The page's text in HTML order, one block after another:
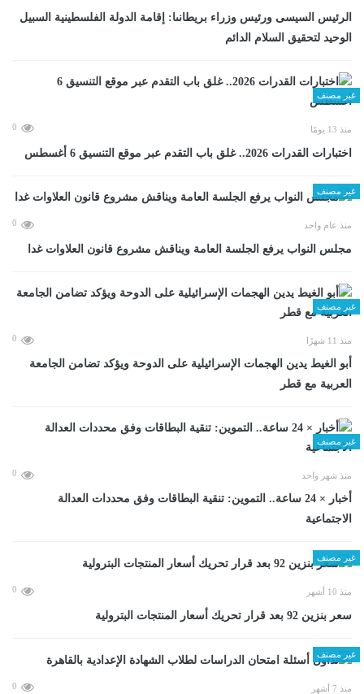
الرئيس السيسى ورئيس وزراء بريطانىا: إقامة الدولة الفلسطينية السبيل
الوحيد لتحقيق السلام الدائم
غير مصنف
منذ 13 يومًا 0
اختبارات القدرات 2026.. غلق باب التقدم عبر موقع التنسيق 6 أغسطس
غير مصنف
منذ عام واحد 0
مجلس النواب يرفع الجلسة العامة ويناقش مشروع قانون العلاوات غدا
غير مصنف
منذ 11 شهرًا 0
أبو الغيط يدين الهجمات الإسرائيلية على الدوحة ويؤكد تضامن الجامعة
العربية مع قطر
غير مصنف
منذ شهر واحد 0
أخبار × 24 ساعة.. التموين: تنقية البطاقات وفق محددات العدالة
الاجتماعية
غير مصنف
منذ 10 أشهر 0
سعر بنزين 92 بعد قرار تحريك أسعار المنتجات البترولية
غير مصنف
منذ 7 أشهر 0